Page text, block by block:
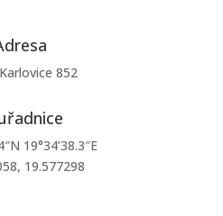
852
19°34’38.3″E
19.577298